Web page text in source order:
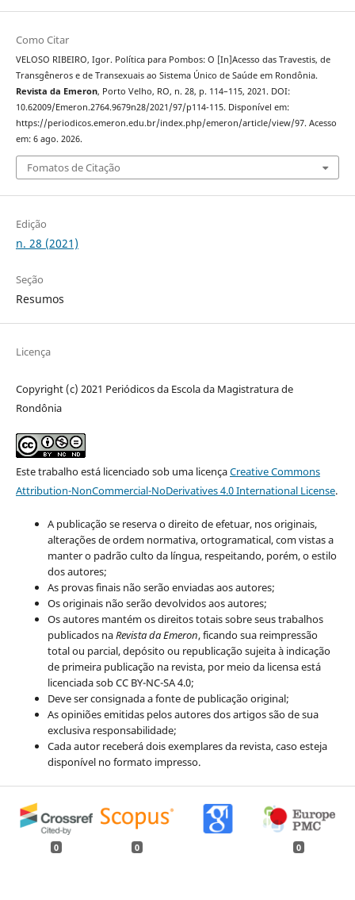
Como Citar
VELOSO RIBEIRO, Igor. Política para Pombos: O [In]Acesso das Travestis, de
Transgêneros e de Transexuais ao Sistema Único de Saúde em Rondônia.
Revista da Emeron, Porto Velho, RO, n. 28, p. 114–115, 2021. DOI:
10.62009/Emeron.2764.9679n28/2021/97/p114-115. Disponível em:
https://periodicos.emeron.edu.br/index.php/emeron/article/view/97. Acesso
em: 6 ago. 2026.
Fomatos de Citação
Edição
n. 28 (2021)
Seção
Resumos
Licença
Copyright (c) 2021 Periódicos da Escola da Magistratura de
Rondônia
Este trabalho está licenciado sob uma licençaCreative Commons
Attribution-NonCommercial-NoDerivatives 4.0 International License.
A publicação se reserva o direito de efetuar, nos originais,
alterações de ordem normativa, ortogramatical, com vistas a
manter o padrão culto da língua, respeitando, porém, o estilo
dos autores;
As provas finais não serão enviadas aos autores;
Os originais não serão devolvidos aos autores;
Os autores mantém os direitos totais sobre seus trabalhos
publicados naRevista da Emeron, ficando sua reimpressão
total ou parcial, depósito ou republicação sujeita à indicação
de primeira publicação na revista, por meio da licensa está
licenciada sob CC BY-NC-SA 4.0;
Deve ser consignada a fonte de publicação original;
As opiniões emitidas pelos autores dos artigos são de sua
exclusiva responsabilidade;
Cada autor receberá dois exemplares da revista, caso esteja
disponível no formato impresso.
0 0 0